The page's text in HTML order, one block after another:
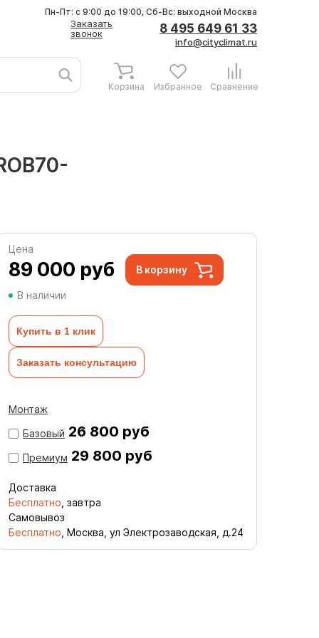
Заказать
звонок
8 495 649 61 33
info@cityclimat.ru
Пн-Пт: с 9:00 до 19:00, Сб-Вс: выходной Москва
Корзина Избранное Сравнение
Цена
89 000 руб В корзину
В наличии
Купить в 1 клик
Заказать консультацию
Монтаж
Базовый 26 800 руб
Премиум 29 800 руб
Доставка
Бесплатно , завтра
Самовывоз
Бесплатно , Москва, ул Электрозаводская, д.24